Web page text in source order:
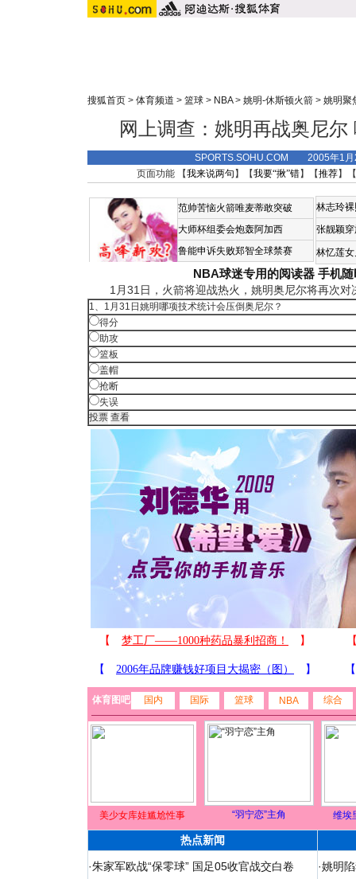
搜狐首页 > 体育频道 > 篮球 > NBA> 姚明-休斯顿火箭 > 姚明聚
网上调查：姚明再战奥尼
SPORTS.SOHU.COM 2005年1
页面功能 【我来说两句 】【我要“揪”错】【推荐】
范帅苦恼火箭唯麦蒂敢突破
大师杯组委会炮轰阿加西
鲁能申诉失败郑智全球禁赛
林志玲
张靓颖
林忆莲
NBA球迷专用的阅读器 手机
1月31日，火箭将迎战热火，姚明奥尼尔将再次对
1、1月31日姚明哪项技术统计会压倒奥尼尔？
得分
助攻
篮板
盖帽
抢断
失误
体育图吧 国内 国际 篮球 NBA 综合
美少女库娃尴尬性事 “羽宁恋”主角 维埃
热点新闻
·朱家军欧战“保零球” 国足05收官战交白卷
·姚明